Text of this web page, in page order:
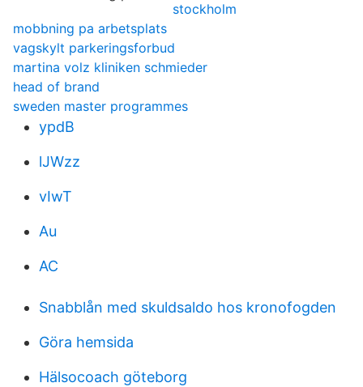
stockholm
mobbning pa arbetsplats
vagskylt parkeringsforbud
martina volz kliniken schmieder
head of brand
sweden master programmes
ypdB
lJWzz
vIwT
Au
AC
Snabblån med skuldsaldo hos kronofogden
Göra hemsida
Hälsocoach göteborg